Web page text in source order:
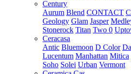
Century
Aurum Blend CONTACT
Geology Glam Jasper
Stonerock Titan Two 0
Ceracasa
Antic Bluemoon D Color
Lucentum Manhattan Mitica
Soho Solei Urban Vermont